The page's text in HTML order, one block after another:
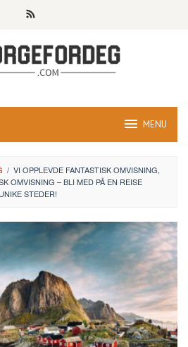
MENU
/ VI OPPLEVDE FANTASTISK OMVISNING,
OMVISNING – BLI MED PÅ EN REISE
STEDER!